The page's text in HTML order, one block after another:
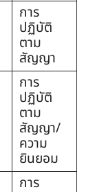
การ
ปฏิบัติ
ตาม
สัญญา
การ
ปฏิบัติ
ตาม
สัญญา/
ความ
ยินยอม
การ